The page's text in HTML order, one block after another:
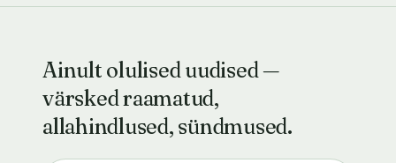
Ainult olulised uudised —
värsked raamatud,
allahindlused, sündmused.